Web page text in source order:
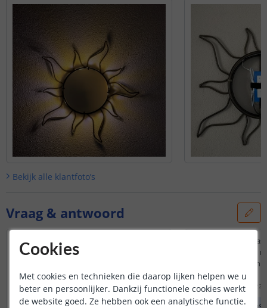
Bekijk alle klantfoto’s
Vraag & antwoord
Beste , moet ik hierbij nog een
afstandsbediening bij aan kopen om aan
Zo ja kan ik met deze afstandsbediening
ook dimmen?
Alvast bedankt
Ik wil in een
(batterij) maken en
hoek van 90 graden
mogelijk?
Door Hans op dinsdag 22
Met onze ledstrips
Cookies
Met cookies en technieken die daarop lijken helpen we u
beter en persoonlijker. Dankzij functionele cookies werkt
de website goed. Ze hebben ook een analytische functie.